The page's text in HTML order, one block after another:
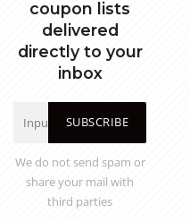
coupon lists
delivered
directly to your
inbox
SUBSCRIBE
We do not send spam or
share your mail with
third parties